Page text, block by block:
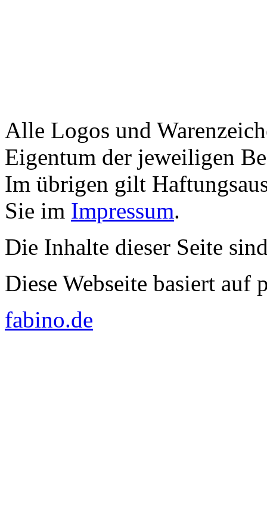
Alle Logos und
Eigentum der jeweiligen
Im übrigen gilt
Sie im Impressum.
Die Inhalte dieser Seite
Diese Webseite basiert auf
fabino.de